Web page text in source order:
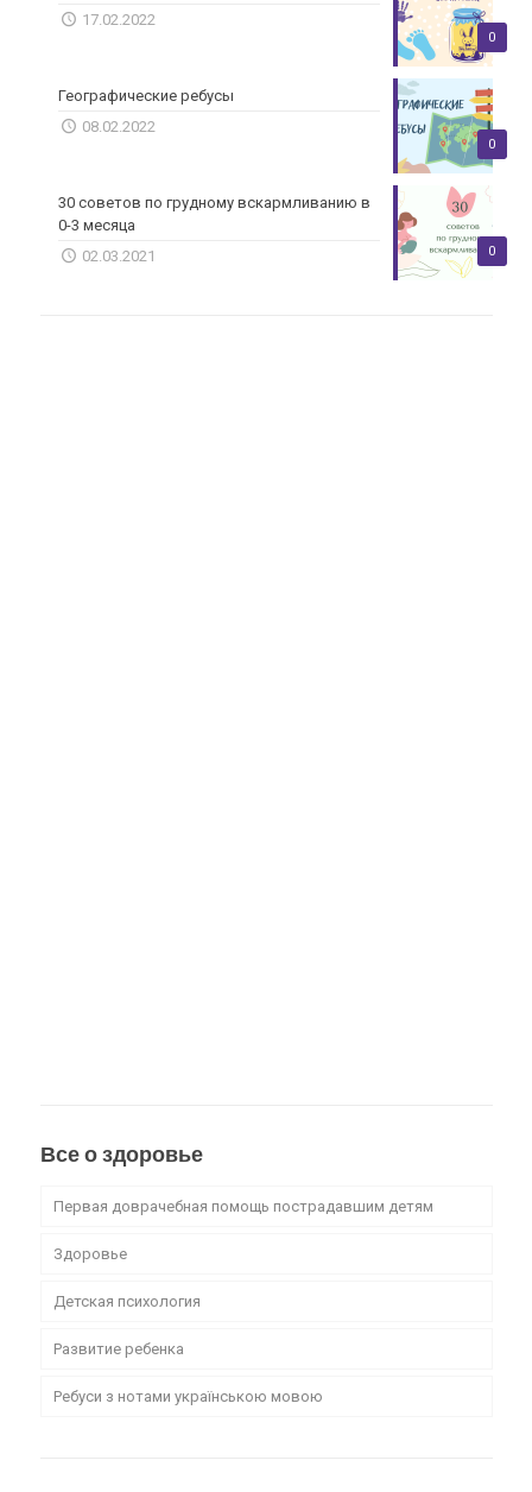
0
17.02.2022
0
Географические ребусы
08.02.2022
0
30 советов по грудному вскармливанию в
0-3 месяца
02.03.2021
Все о здоровье
Первая доврачебная помощь пострадавшим детям
Здоровье
Детская психология
Развитие ребенка
Ребуси з нотами українською мовою